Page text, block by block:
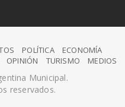
POLÍTICA
ECONOMÍA
OPINIÓN TURISMO MEDIOS
Municipal.
reservados.